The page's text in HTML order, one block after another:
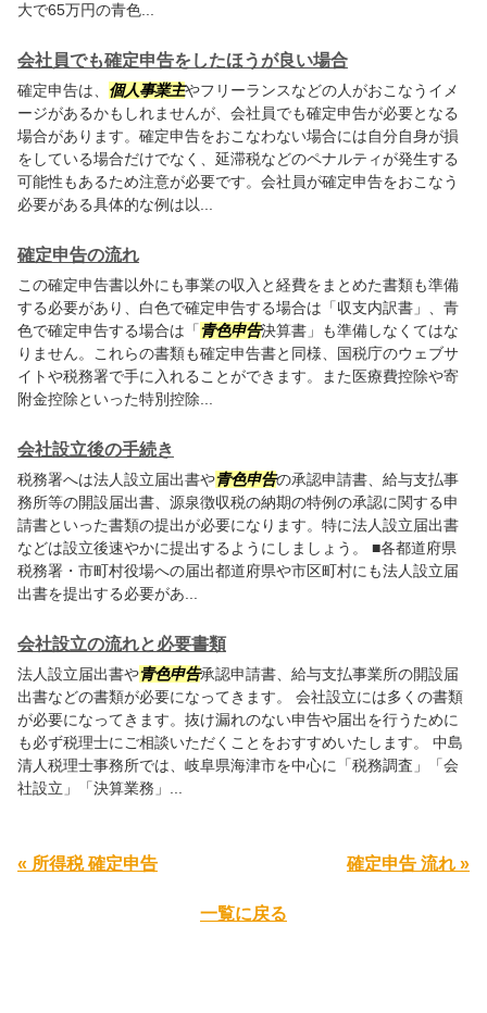
大で65万円の青色...
会社員でも確定申告をしたほうが良い場合
確定申告は、 個人事業主やフリーランスなどの人がおこなうイメ
ージがあるかもしれませんが、会社員でも確定申告が必要となる
場合があります。確定申告をおこなわない場合には自分自身が損
をしている場合だけでなく、延滞税などのペナルティが発生する
可能性もあるため注意が必要です。会社員が確定申告をおこなう
必要がある具体的な例は以...
確定申告の流れ
この確定申告書以外にも事業の収入と経費をまとめた書類も準備
する必要があり、白色で確定申告する場合は「収支内訳書」、青
色で確定申告する場合は「青色申告決算書」も準備しなくてはな
りません。これらの書類も確定申告書と同様、国税庁のウェブサ
イトや税務署で手に入れることができます。また医療費控除や寄
附金控除といった特別控除...
会社設立後の手続き
税務署へは法人設立届出書や青色申告の承認申請書、給与支払事
務所等の開設届出書、源泉徴収税の納期の特例の承認に関する申
請書といった書類の提出が必要になります。特に法人設立届出書
などは設立後速やかに提出するようにしましょう。 ■各都道府県
税務署・市町村役場への届出都道府県や市区町村にも法人設立届
出書を提出する必要があ...
会社設立の流れと必要書類
法人設立届出書や青色申告承認申請書、給与支払事業所の開設届
出書などの書類が必要になってきます。 会社設立には多くの書類
が必要になってきます。抜け漏れのない申告や届出を行うために
も必ず税理士にご相談いただくことをおすすめいたします。 中島
清人税理士事務所では、岐阜県海津市を中心に「税務調査」「会
社設立」「決算業務」...
« 所得税 確定申告 確定申告 流れ »
一覧に戻る